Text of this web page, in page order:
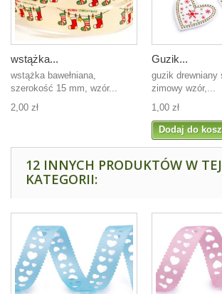
wstążka...
wstążka bawełniana,
szerokość 15 mm, wzór...
2,00 zł
Guzik...
guzik drewniany
zimowy wzór,...
1,00 zł
Dodaj do
12 INNYCH PRODUKTÓW W
KATEGORII: